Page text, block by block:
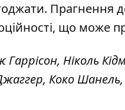
Прагнення
що може
Ніколь
Коко